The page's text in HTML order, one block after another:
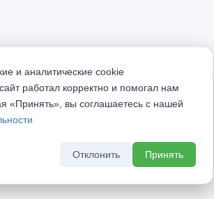
и аналитические cookie
работал корректно и помогал нам
«Принять», вы соглашаетесь с нашей
Отклонить Принять